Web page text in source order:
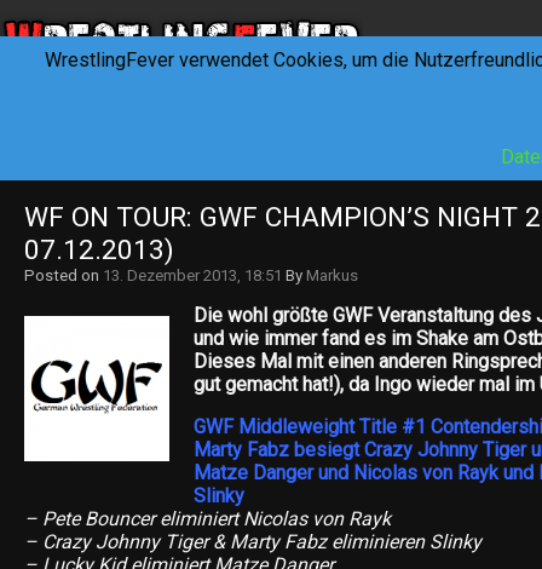
WF ON TOUR: GWF CHAMPION’S NIGHT
07.12.2013)
Posted on 13. Dezember 2013, 18:51 By Markus
Die wohl größte GWF Veranstaltung des
und wie immer fand es im Shake am
Dieses Mal mit einen anderen
gut gemacht hat!), da Ingo wieder mal
GWF Middleweight Title #1
Marty Fabz besiegt Crazy Johnny Tiger
Matze Danger und Nicolas von Rayk und
Slinky
– Pete Bouncer eliminiert Nicolas von Rayk
– Crazy Johnny Tiger & Marty Fabz eliminieren Slinky
WrestlingFever verwendet Cookies, um die